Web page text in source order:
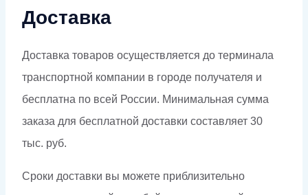
Доставка
Доставка товаров осуществляется до терминала
транспортной компании в городе получателя и
бесплатна по всей России. Минимальная сумма
заказа для бесплатной доставки составляет 30
тыс. руб.
Сроки доставки вы можете приблизительно